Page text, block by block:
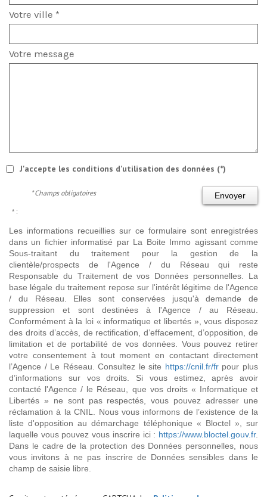
Votre ville *
Votre message
J'accepte les conditions d'utilisation des données (*)
Envoyer
* Champs obligatoires
* :
Les informations recueillies sur ce formulaire sont enregistrées
dans un fichier informatisé par La Boite Immo agissant comme
Sous-traitant du traitement pour la gestion de la
clientèle/prospects de l'Agence / du Réseau qui reste
Responsable du Traitement de vos Données personnelles. La
base légale du traitement repose sur l'intérêt légitime de l'Agence
/ du Réseau. Elles sont conservées jusqu'à demande de
suppression et sont destinées à l'Agence / au Réseau.
Conformément à la loi « informatique et libertés », vous disposez
des droits d’accès, de rectification, d’effacement, d’opposition, de
limitation et de portabilité de vos données. Vous pouvez retirer
votre consentement à tout moment en contactant directement
l’Agence / Le Réseau. Consultez le site https://cnil.fr/frpour plus
d’informations sur vos droits. Si vous estimez, après avoir
contacté l'Agence / le Réseau, que vos droits « Informatique et
Libertés » ne sont pas respectés, vous pouvez adresser une
réclamation à la CNIL. Nous vous informons de l’existence de la
liste d'opposition au démarchage téléphonique « Bloctel », sur
laquelle vous pouvez vous inscrire ici : https://www.bloctel.gouv.fr.
Dans le cadre de la protection des Données personnelles, nous
vous invitons à ne pas inscrire de Données sensibles dans le
champ de saisie libre.